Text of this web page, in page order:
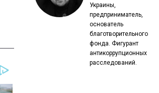
Украины,
предприниматель,
основатель
благотворительного
фонда. Фигурант
антикоррупционных
расследований.